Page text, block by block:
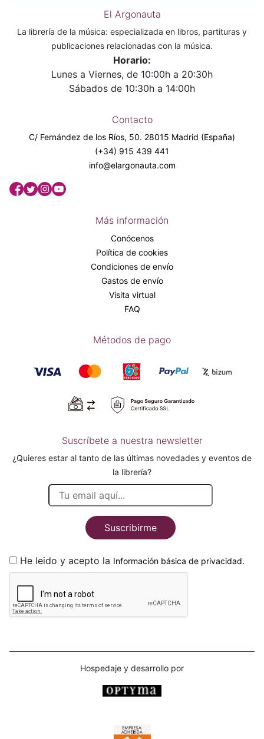
El Argonauta
La librería de la música: especializada en libros, partituras y
publicaciones relacionadas con la música.
Horario:
Lunes a Viernes, de 10:00h a 20:30h
Sábados de 10:30h a 14:00h
Contacto
C/ Fernández de los Ríos, 50. 28015 Madrid (España)
(+34) 915 439 441
info@elargonauta.com
Más información
Conócenos
Política de cookies
Condiciones de envío
Gastos de envío
Visita virtual
FAQ
Métodos de pago
Suscríbete a nuestra newsletter
¿Quieres estar al tanto de las últimas novedades y eventos de
la librería?
Suscribirme
He leido y acepto la Información básica de privacidad.
Hospedaje y desarrollo por